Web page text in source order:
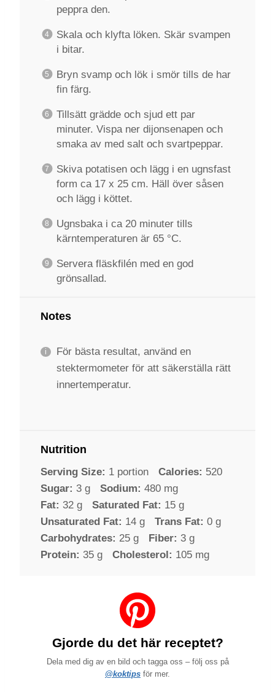
peppra den.
Skala och klyfta löken. Skär svampen
i bitar.
Bryn svamp och lök i smör tills de har
fin färg.
Tillsätt grädde och sjud ett par
minuter. Vispa ner dijonsenapen och
smaka av med salt och svartpeppar.
Skiva potatisen och lägg i en ugnsfast
form ca 17 x 25 cm. Häll över såsen
och lägg i köttet.
Ugnsbaka i ca 20 minuter tills
kärntemperaturen är 65 °C.
Servera fläskfilén med en god
grönsallad.
Notes
För bästa resultat, använd en
stektermometer för att säkerställa rätt
innertemperatur.
Nutrition
Serving Size: 1 portion Calories: 520
Sugar: 3 g Sodium: 480 mg
Fat: 32 g Saturated Fat: 15 g
Unsaturated Fat: 14 g Trans Fat: 0 g
Carbohydrates: 25 g Fiber: 3 g
Protein: 35 g Cholesterol: 105 mg
Gjorde du det här receptet?
Dela med dig av en bild och tagga oss – följ oss på
@koktips för mer.